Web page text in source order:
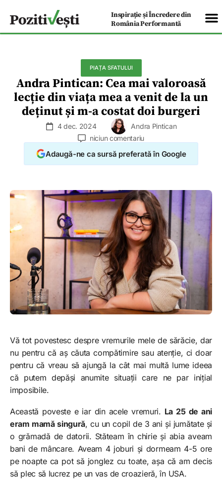
Inspirație și Încredere din
România Performantă
PIAȚA SFATULUI
Andra Pintican: Cea mai valoroasă
lecție din viața mea a venit de la un
deținut și m-a costat doi burgeri
4 dec. 2024
Andra Pintican
niciun comentariu
Adaugă-ne ca sursă preferată în Google
Vă tot povestesc despre vremurile mele de sărăcie, dar
nu pentru că aș căuta compătimire sau atenție, ci doar
pentru că vreau să ajungă la cât mai multă lume ideea
că putem depăși anumite situații care ne par inițial
imposibile.
Această poveste e iar din acele vremuri. La 25 de ani
eram mamă singură, cu un copil de 3 ani și jumătate și
o grămadă de datorii. Stăteam în chirie și abia aveam
bani de mâncare. Aveam 4 joburi și dormeam 4-5 ore
pe noapte ca pot să jonglez cu toate, așa că am decis
să plec să lucrez pe un vas de croazieră, în USA.